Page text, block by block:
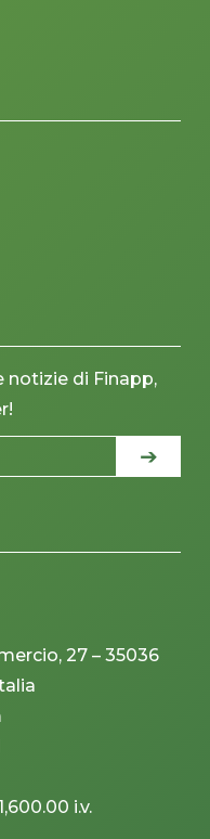
notizie di Finapp,
27 – 35036
i.v.